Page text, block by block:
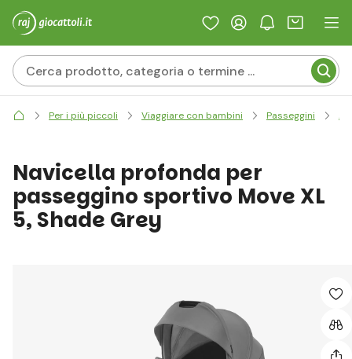
Per i più piccoli Viaggiare con bambini Passeggini
Navicella profonda per
passeggino sportivo Move XL
5, Shade Grey